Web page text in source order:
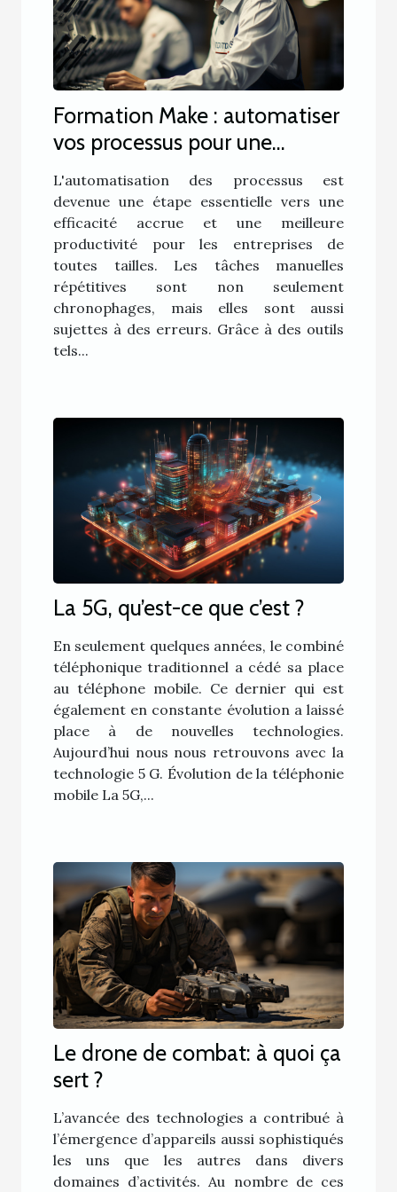
Formation Make : automatiser
vos processus pour une
meilleure efficacité
L'automatisation des processus est
devenue une étape essentielle vers une
efficacité accrue et une meilleure
productivité pour les entreprises de
toutes tailles. Les tâches manuelles
répétitives sont non seulement
chronophages, mais elles sont aussi
sujettes à des erreurs. Grâce à des outils
tels...
La 5G, qu’est-ce que c’est ?
En seulement quelques années, le combiné
téléphonique traditionnel a cédé sa place
au téléphone mobile. Ce dernier qui est
également en constante évolution a laissé
place à de nouvelles technologies.
Aujourd’hui nous nous retrouvons avec la
technologie 5 G. Évolution de la téléphonie
mobile La 5G,...
Le drone de combat: à quoi ça
sert ?
L’avancée des technologies a contribué à
l’émergence d’appareils aussi sophistiqués
les uns que les autres dans divers
domaines d’activités. Au nombre de ces